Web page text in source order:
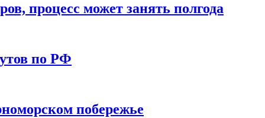
процесс может занять полгода
по РФ
побережье